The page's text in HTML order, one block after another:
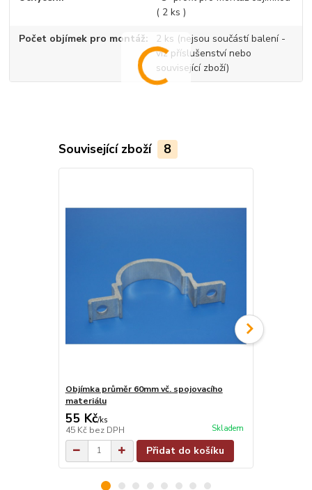
( 2 ks )
Počet objímek pro montáž
2 ks (nejsou součástí balení -
viz příslušenství nebo
související zboží)
Související zboží 8
Objímka průměr 60mm vč. spojovacího
materiálu
55 Kč/ks
45 Kč bez DPH Skladem
Přidat do košíku